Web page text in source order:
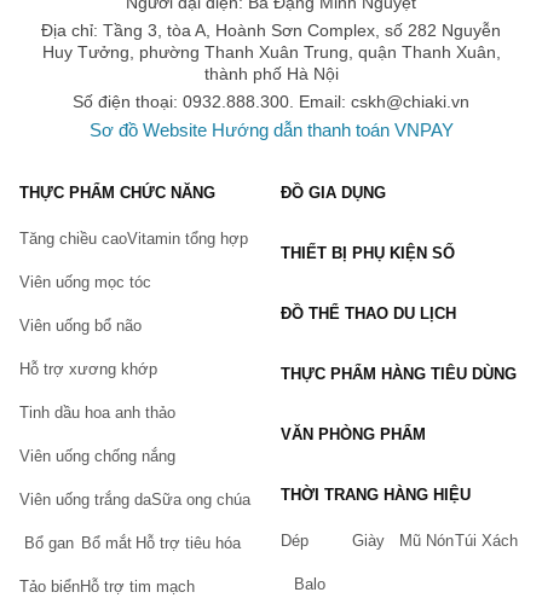
và dưỡng ẩm lâu dài, hỗ trợ giảm kích ứng, giữ cho làn da khỏe
mạnh, cải thiện những tổn thương do bức xạ UVB, UVA và nhiệt độ
HA đa tầng giúp cấp nước vào sâu lớp tế bào biểu bì, hỗ trợ làm
lành tổn thương và cải thiện hàng rào tự nhiên của da.
Bảo quản:
Tránh ánh nắng trực tiếp, nơi có nhiệt độ cao hoặc ẩm ướt.
Đậy nắp kín sau khi sử dụng.
Thông tin sản phẩm
Xuất xứ thương hiệu:
Địa chỉ: Tầng 3, tòa A, Hoành Sơn Complex, số 282 Nguyễn
Huy Tưởng, phường Thanh Xuân Trung, quận Thanh Xuân,
thành phố Hà Nội
Số điện thoại: 0932.888.300. Email: cskh@chiaki.vn
Sơ đồ Website Hướng dẫn thanh toán VNPAY
THỰC PHẨM CHỨC NĂNG
Tăng chiều caoVitamin tổng hợp
Viên uống mọc tóc
Viên uống bổ não
Hỗ trợ xương khớp
Tinh dầu hoa anh thảo
Viên uống chống nắng
Viên uống trắng daSữa ong chúa
Bổ gan Bổ mắt Hỗ trợ tiêu hóa
Tảo biểnHỗ trợ tim mạch
ĐỒ GIA DỤNG
THIẾT BỊ PHỤ KIỆN SỐ
ĐỒ THỂ THAO DU LỊCH
THỰC PHẨM HÀNG TIÊU DÙNG
VĂN PHÒNG PHẨM
THỜI TRANG HÀNG HIỆU
Dép Giày Mũ NónTúi Xách
Balo